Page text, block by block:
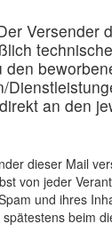
Versender
den
an den
dieser Mail
von jeder
und ihres
beim